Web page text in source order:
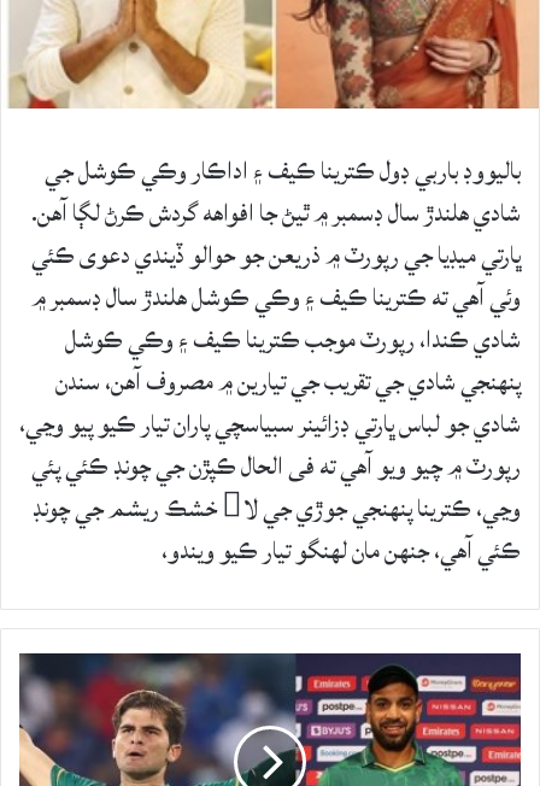
باليووڊ باربي ڊول ڪترينا ڪيف ۽ اداڪار وڪي ڪوشل جي
شادي هلندڙ سال ڊسمبر ۾ ٿيڻ جا افواهه گردش ڪرڻ لڳا آهن.
ڀارتي ميڊيا جي رپورٽ ۾ ذريعن جو حوالو ڏيندي دعوى ڪئي
وئي آهي ته ڪترينا ڪيف ۽ وڪي ڪوشل هلندڙ سال ڊسمبر ۾
شادي ڪندا، رپورٽ موجب ڪترينا ڪيف ۽ وڪي ڪوشل
پنهنجي شادي جي تقريب جي تيارين ۾ مصروف آهن، سندن
شادي جو لباس ڀارتي ڊزائينر سبياسچي پاران تيار ڪيو پيو وڃي،
رپورٽ ۾ چيو ويو آهي ته فى الحال ڪپڙن جي چونڊ ڪئي پئي
وڃي، ڪترينا پنهنجي جوڙي جي لا خشڪ ريشم جي چونڊ
ڪئي آهي، جنهن مان لهنگو تيار ڪيو ويندو،